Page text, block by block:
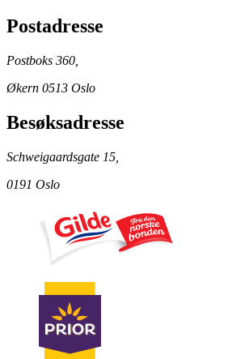
Postadresse
Postboks 360,
Økern 0513 Oslo
Besøksadresse
Schweigaardsgate 15,
0191 Oslo